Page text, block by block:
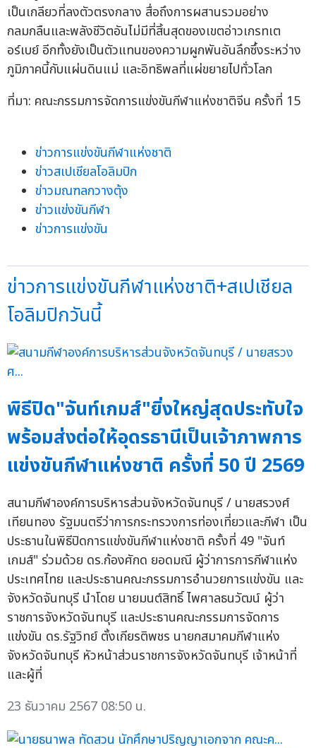
เป็นเกลียวที่ลงตัวตรงกลาง สื่อถึงการผสานรวมอย่าง
กลมกลืนและพลังชีวิตอันไม่มีที่สิ้นสุดของเขตอ่าวเกรทเต
อร์เบย์ อีกทั้งยังเป็นตัวแทนของความผูกพันอันลึกซึ้งระหว่าง
ภูมิภาคนี้กับแผ่นดินแม่ และอิทธิพลที่แผ่ขยายไปทั่วโลก
ที่มา: คณะกรรมการจัดการแข่งขันกีฬาแห่งชาติจีน ครั้งที่ 15
ข่าวการแข่งขันกีฬาแห่งชาติ
ข่าวสเปเชียลโอลิมปิก
ข่าวมณฑลกวางตุ้ง
ข่าวแข่งขันกีฬา
ข่าวการแข่งขัน
ข่าวการแข่งขันกีฬาแห่งชาติ+สเปเชียล
โอลิมปิกวันนี้
พิธีปิด"จันท์เกมส์"ยิ่งใหญ่สุดประทับใจ
พร้อมส่งต่อให้อุดรธานีเป็นเจ้าภาพการ
แข่งขันกีฬาแห่งชาติ ครั้งที่ 50 ปี 2569
สนามกีฬาองค์การบริหารส่วนจังหวัดจันทบุรี / นายสรวงศ์
เทียนทอง รัฐมนตรีว่าการกระทรวงการท่องเที่ยวและกีฬา เป็น
ประธานในพิธีปิดการแข่งขันกีฬาแห่งชาติ ครั้งที่ 49 "จันท์
เกมส์" ร่วมด้วย ดร.ก้องศักด ยอดมณี ผู้ว่าการการกีฬาแห่ง
ประเทศไทย และประธานคณะกรรมการอำนวยการแข่งขัน และ
จังหวัดจันทบุรี นำโดย นายมนต์สิทธิ์ ไพศาลธนวัฒน์ ผู้ว่า
ราชการจังหวัดจันทบุรี และประธานคณะกรรมการจัดการ
แข่งขัน ดร.รัฐวิทย์ ตั้งเกียรติพชร นายกสมาคมกีฬาแห่ง
จังหวัดจันทบุรี หัวหน้าส่วนราชการจังหวัดจันทบุรี เจ้าหน้าที่
และผู้ที่
23 ธันวาคม 2567 08:50 น.